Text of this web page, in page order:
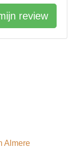
Almere
review